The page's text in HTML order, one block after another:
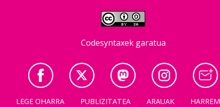
Codesyntaxek garatua
LEGE OHARRA PUBLIZITATEA ARAUAK